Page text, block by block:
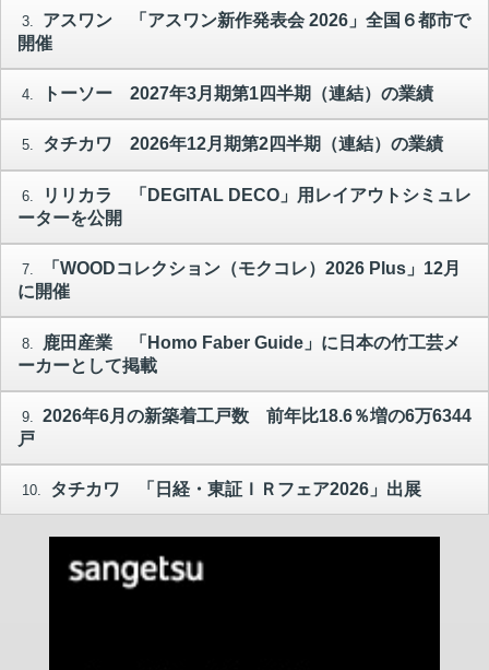
3.
アスワン 「アスワン新作発表会 2026」全国６都市で
開催
4. トーソー 2027年3月期第1四半期（連結）の業績
5. タチカワ 2026年12月期第2四半期（連結）の業績
6.
リリカラ 「DEGITAL DECO」用レイアウトシミュレ
ーターを公開
7.
「WOODコレクション（モクコレ）2026 Plus」12月
に開催
8.
鹿田産業 「Homo Faber Guide」に日本の竹工芸メ
ーカーとして掲載
9.
2026年6月の新築着工戸数 前年比18.6％増の6万6344
戸
10. タチカワ 「日経・東証ＩＲフェア2026」出展